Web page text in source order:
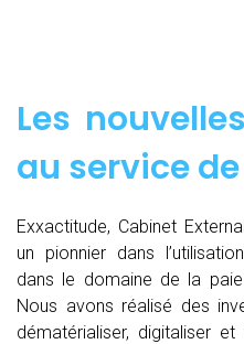
Les
au service
Exxactitude, Cabinet
un pionnier dans
dans le domaine de la
Nous avons réalisé des
dématérialiser, digitaliser et